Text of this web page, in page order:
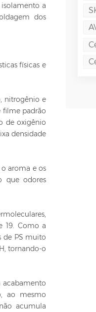
a
dos
físicas e
nitrogênio e
filme padrão
de oxigênio
densidade
aroma e os
que odores
19. Como a
de PS muito
tornando-o
acabamento
ao mesmo
acumula